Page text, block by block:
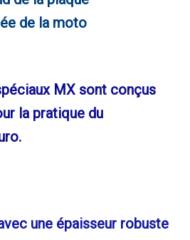
de la moto
MX sont conçus
la pratique du
une épaisseur robuste